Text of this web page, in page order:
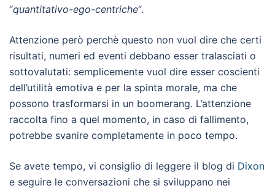
“quantitativo-ego-centriche“.
Attenzione però perchè questo non vuol dire che certi
risultati, numeri ed eventi debbano esser tralasciati o
sottovalutati: semplicemente vuol dire esser coscienti
dell’utilità emotiva e per la spinta morale, ma che
possono trasformarsi in un boomerang. L’attenzione
raccolta fino a quel momento, in caso di fallimento,
potrebbe svanire completamente in poco tempo.
Se avete tempo, vi consiglio di leggere il blog di Dixon
e seguire le conversazioni che si sviluppano nei